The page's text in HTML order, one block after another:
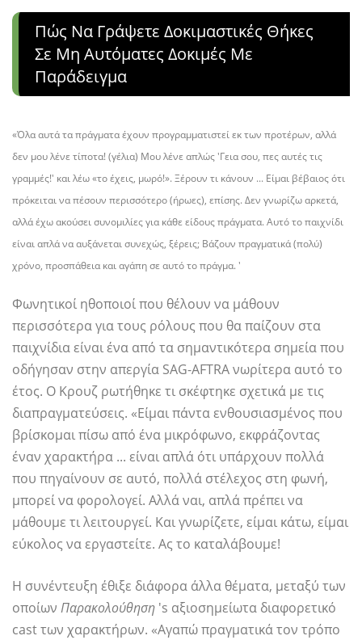
Πώς Να Γράψετε Δοκιμαστικές Θήκες
Σε Μη Αυτόματες Δοκιμές Με
Παράδειγμα
«Όλα αυτά τα πράγματα έχουν προγραμματιστεί εκ των προτέρων, αλλά
δεν μου λένε τίποτα! (γέλια) Μου λένε απλώς 'Γεια σου, πες αυτές τις
γραμμές!' και λέω «το έχεις, μωρό!». Ξέρουν τι κάνουν ... Είμαι βέβαιος ότι
πρόκειται να πέσουν περισσότερο (ήρωες), επίσης. Δεν γνωρίζω αρκετά,
αλλά έχω ακούσει συνομιλίες για κάθε είδους πράγματα. Αυτό το παιχνίδι
είναι απλά να αυξάνεται συνεχώς, ξέρεις; Βάζουν πραγματικά (πολύ)
χρόνο, προσπάθεια και αγάπη σε αυτό το πράγμα. '
Φωνητικοί ηθοποιοί που θέλουν να μάθουν
περισσότερα για τους ρόλους που θα παίζουν στα
παιχνίδια είναι ένα από τα σημαντικότερα σημεία που
οδήγησαν στην απεργία SAG-AFTRA νωρίτερα αυτό το
έτος. Ο Κρουζ ρωτήθηκε τι σκέφτηκε σχετικά με τις
διαπραγματεύσεις. «Είμαι πάντα ενθουσιασμένος που
βρίσκομαι πίσω από ένα μικρόφωνο, εκφράζοντας
έναν χαρακτήρα ... είναι απλά ότι υπάρχουν πολλά
που πηγαίνουν σε αυτό, πολλά στέλεχος στη φωνή,
μπορεί να φορολογεί. Αλλά ναι, απλά πρέπει να
μάθουμε τι λειτουργεί. Και γνωρίζετε, είμαι κάτω, είμαι
εύκολος να εργαστείτε. Ας το καταλάβουμε!
Η συνέντευξη έθιξε διάφορα άλλα θέματα, μεταξύ των
οποίων Παρακολούθηση 's αξιοσημείωτα διαφορετικό
cast των χαρακτήρων. «Αγαπώ πραγματικά τον τρόπο